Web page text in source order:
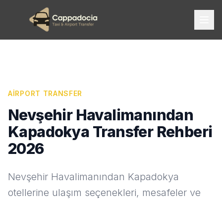
AIRPORT TRANSFER
Nevşehir Havalimanından
Kapadokya Transfer Rehberi
2026
Nevşehir Havalimanından Kapadokya
otellerine ulaşım seçenekleri, mesafeler ve